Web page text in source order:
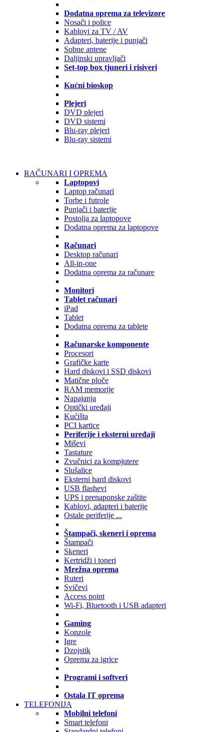
Dodatna oprema za televizore
Nosači i police
Kablovi za TV / AV
Adapteri, baterije i punjači
Sobne antene
Daljinski upravljači
Set-top box tjuneri i risiveri
Kućni bioskop
Plejeri
DVD plejeri
DVD sistemi
Blu-ray plejeri
Blu-ray sistemi
RAČUNARI I OPREMA
Laptopovi
Laptop računari
Torbe i futrole
Punjači i baterije
Postolja za laptopove
Dodatna oprema za laptopove
Računari
Desktop računari
All-in-one
Dodatna oprema za računare
Monitori
Tablet računari
iPad
Tablet
Dodatna oprema za tablete
Računarske komponente
Procesori
Grafičke karte
Hard diskovi i SSD diskovi
Matične ploče
RAM memorije
Napajanja
Optički uređaji
Kućišta
PCI kartice
Periferije i eksterni uređaji
Miševi
Tastature
Zvučnici za kompjutere
Slušalice
Eksterni hard diskovi
USB flashevi
UPS i prenaponske zaštite
Kablovi, adapteri i baterije
Ostale periferije ...
Štampači, skeneri i oprema
Štampači
Skeneri
Kertridži i toneri
Mrežna oprema
Ruteri
Svičevi
Access point
Wi-Fi, Bluetooth i USB adapteri
Gaming
Konzole
Igre
Dzojstik
Oprema za igrice
Programi i softveri
Ostala IT oprema
TELEFONIJA
Mobilni telefoni
Smart telefoni